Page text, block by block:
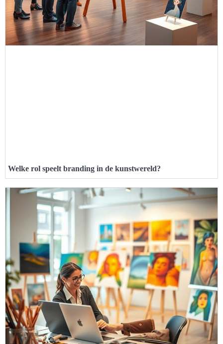
Welke rol speelt branding in de kunstwereld?